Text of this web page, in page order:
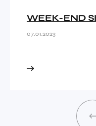
WEEK-END
07.01.2023